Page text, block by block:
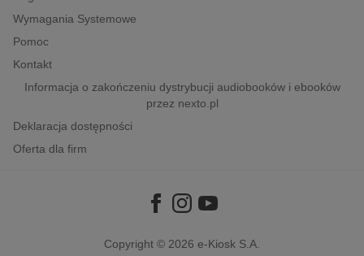
historia
Wymagania Systemowe
Pomoc
Kontakt
Informacja o zakończeniu dystrybucji audiobooków i ebooków
przez nexto.pl
Deklaracja dostępności
Oferta dla firm
Copyright © 2026 e-Kiosk S.A.